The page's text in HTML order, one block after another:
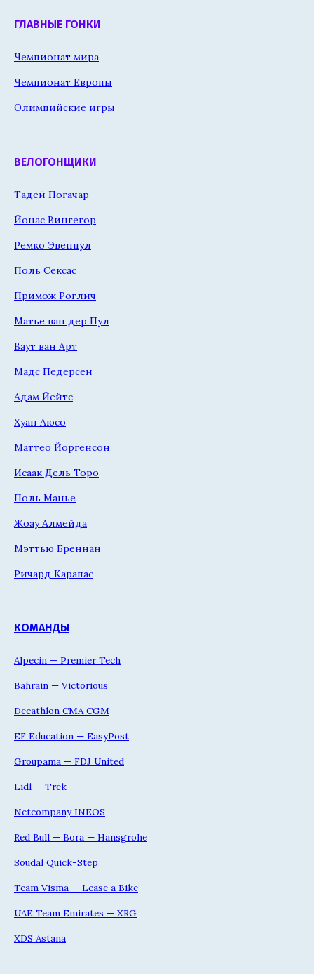
ГЛАВНЫЕ ГОНКИ
Чемпионат мира
Чемпионат Европы
Олимпийские игры
ВЕЛОГОНЩИКИ
Тадей Погачар
Йонас Вингегор
Ремко Эвенпул
Поль Сексас
Примож Роглич
Матье ван дер Пул
Ваут ван Арт
Мадс Педерсен
Адам Йейтс
Хуан Аюсо
Маттео Йоргенсон
Исаак Дель Торо
Поль Манье
Жоау Алмейда
Мэттью Бреннан
Ричард Карапас
КОМАНДЫ
Alpecin — Premier Tech
Bahrain — Victorious
Decathlon CMA CGM
EF Education — EasyPost
Groupama — FDJ United
Lidl — Trek
Netcompany INEOS
Red Bull — Bora — Hansgrohe
Soudal Quick-Step
Team Visma — Lease a Bike
UAE Team Emirates — XRG
XDS Astana